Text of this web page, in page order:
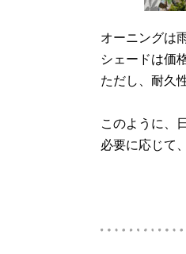
オーニングは
シェードは価
ただし、耐久
このように、
必要に応じて